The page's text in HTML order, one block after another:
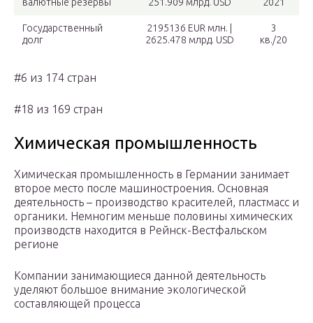
Государственный
долг
2195136 EUR млн. |
2625.478 млрд. USD
3
кв./20
#6 из 174 стран
#18 из 169 стран
Химическая промышленность
Химическая промышленность в Германии занимает
второе место после машиностроения. Основная
деятельность – производство красителей, пластмасс и
органики. Немногим меньше половины химических
производств находится в Рейнск-Вестфальском
регионе
Компании занимающиеся данной деятельность
уделяют большое внимание экологической
составляющей процесса